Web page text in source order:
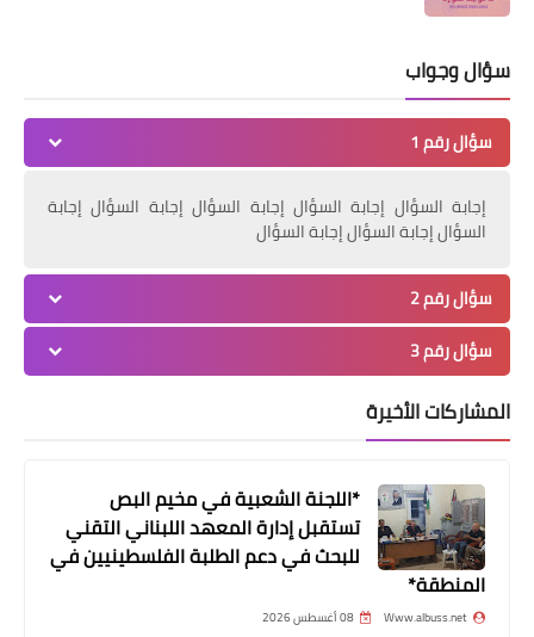
📍🚨📸ثأر قديم يودي بحياة شخصين في
الريحانية - عكار.
أخبار البص
سؤال وجواب
سؤال رقم 1
إجابة السؤال إجابة السؤال إجابة السؤال إجابة السؤال إجابة
السؤال إجابة السؤال إجابة السؤال
سؤال رقم 2
سؤال رقم 3
المشاركات الأخيرة
*اللجنة الشعبية في مخيم البص
تستقبل إدارة المعهد اللبناني التقني
للبحث في دعم الطلبة الفلسطينيين في
المنطقة*
Www.albuss.net 08 أغسطس 2026